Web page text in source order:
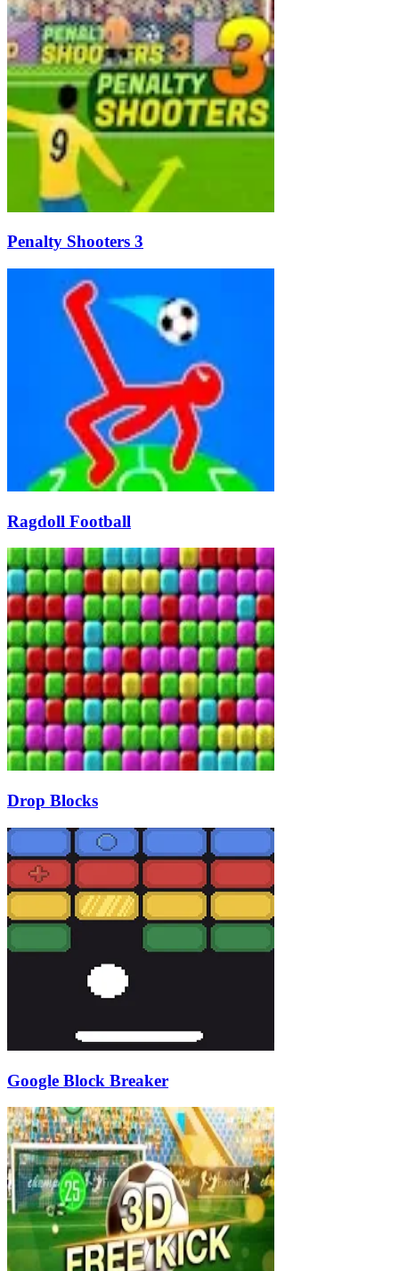
Penalty Shooters 3
Ragdoll Football
Drop Blocks
Google Block Breaker